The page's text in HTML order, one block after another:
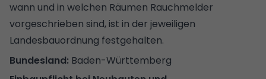
wann und in welchen Räumen Rauchmelder
vorgeschrieben sind, ist in der jeweiligen
Landesbauordnung festgehalten.
Baden-Württemberg